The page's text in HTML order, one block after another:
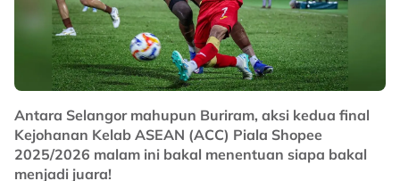
Antara Selangor mahupun Buriram, aksi kedua final
Kejohanan Kelab ASEAN (ACC) Piala Shopee
2025/2026 malam ini bakal menentuan siapa bakal
menjadi juara!